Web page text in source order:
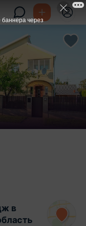
в
баннера через